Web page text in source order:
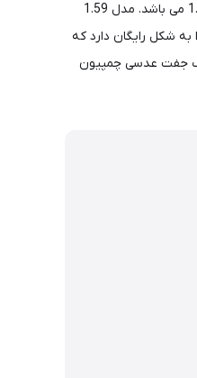
عدسی تک دید چمپیون 1.67 در سه مدل VISIO SV و UNI LUXE SV و GENIUS SV تولید می شود. ضریب شکست این سه مدل شامل 1.56 ، 1.59 نشکن ، 1.6 و 1.67 و فوق فشرده 1.74 می باشد. مدل 1.59
بلوکنترل را به شکل رایگان دارد که
یک جفت عدسی چمپیون